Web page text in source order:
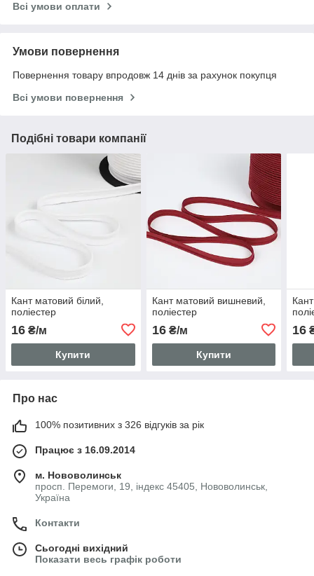
Всі умови оплати
Умови повернення
Повернення товару впродовж 14 днів за рахунок покупця
Всі умови повернення
Подібні товари компанії
Кант матовий білий,
поліестер
16 ₴/м
Купити
Кант матовий вишневий,
поліестер
16₴/м
Купити
16
Про нас
100% позитивних з 326 відгуків за рік
Працює з 16.09.2014
м. Нововолинськ
просп. Перемоги, 19, індекс 45405, Нововолинськ,
Україна
Контакти
Сьогодні вихідний
Показати весь графік роботи